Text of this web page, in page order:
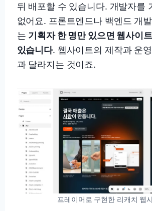
뒤 배포할 수 있습니다. 개발자를
없어요. 프론트엔드나 백엔드 개
는 기획자 한 명만 있으면 웹사이
있습니다. 웹사이트의 제작과 운
과 달라지는 것이죠.
프레이머로 구현한 리캐치 웹